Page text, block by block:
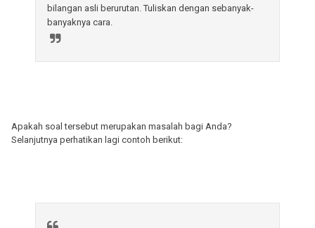
bilangan asli berurutan. Tuliskan dengan sebanyak-
banyaknya cara.
Apakah soal tersebut merupakan masalah bagi Anda?
Selanjutnya perhatikan lagi contoh berikut: